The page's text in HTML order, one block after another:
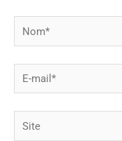
Nom*
mail*
Site